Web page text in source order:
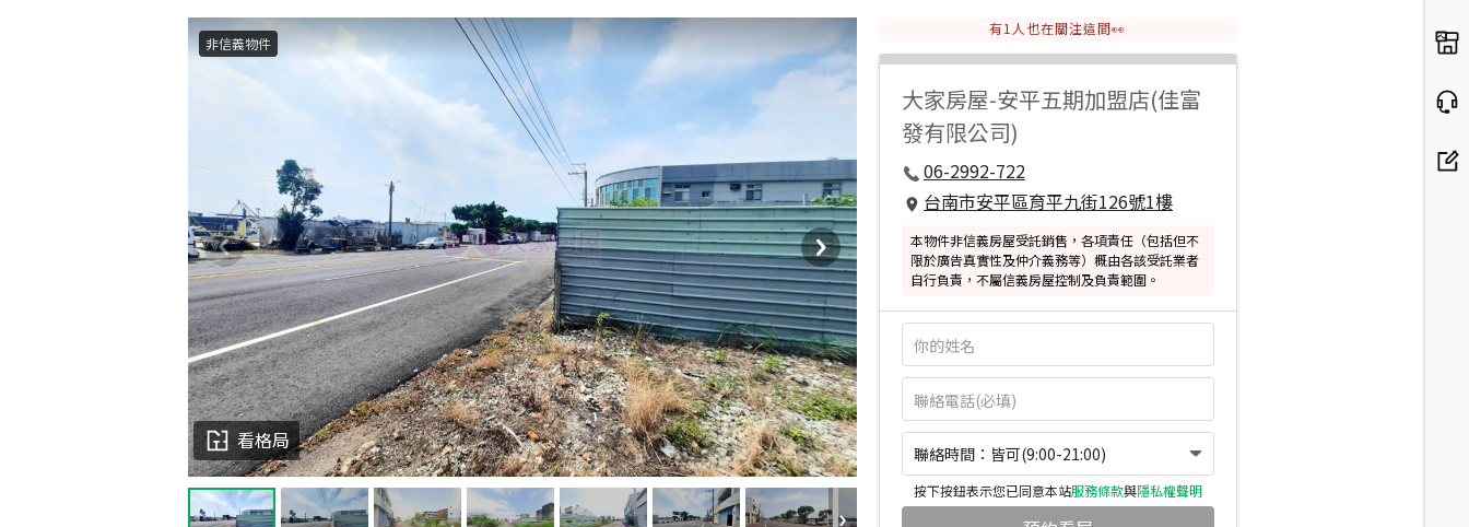
看格局
非信義物件
有1 人也在關注這間👀
大家房屋-安平五期加盟店(佳富
發有限公司)
06-2992-722
台南市安平區育平九街126號1樓
本物件非信義房屋受託銷售，各項責任（包括但不
限於廣告真實性及仲介義務等）概由各該受託業者
自行負責，不屬信義房屋控制及負責範圍。
聯絡時間：皆可(9:00-21:00)
按下按鈕表示您已同意本站服務條款與隱私權聲明